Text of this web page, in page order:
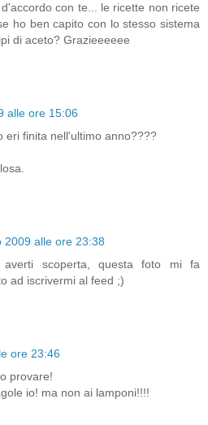
con te... le ricette non ricete
ho ben capito con lo stesso sistema
di aceto? Grazieeeeee
alle ore 15:06
eri finita nell'ultimo anno????
2009 alle ore 23:38
averti scoperta, questa foto mi fa
ad iscrivermi al feed ;)
ore 23:46
provare!
io! ma non ai lamponi!!!!